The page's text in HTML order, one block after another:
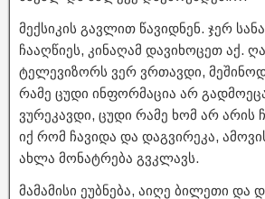
მექსიკის გავლით წავიდნენ. ჯერ
ჩააღწიეს, კინაღამ დავიხოცეთ აქ.
ტელევიზორს ვერ ვრთავდი,
რამე ცუდი ინფორმაცია არ
ვურეკავდი, ცუდი რამე ხომ არ არის
იქ რომ ჩავიდა და დაგვირეკა,
ახლა მონატრება გვკლავს.
მამამისი ეუბნება, აიღე ბილეთი და